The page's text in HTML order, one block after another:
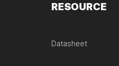
RESOURCE
Datasheet